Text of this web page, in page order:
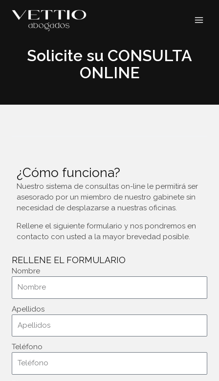
contenido
Solicite su CONSULTA
ONLINE
¿Cómo funciona?
Nuestro sistema de consultas on-line le permitirá ser
asesorado por un miembro de nuestro gabinete sin
necesidad de desplazarse a nuestras oficinas.
Rellene el siguiente formulario y nos pondremos en
contacto con usted a la mayor brevedad posible.
RELLENE EL FORMULARIO
Nombre
Apellidos
Teléfono